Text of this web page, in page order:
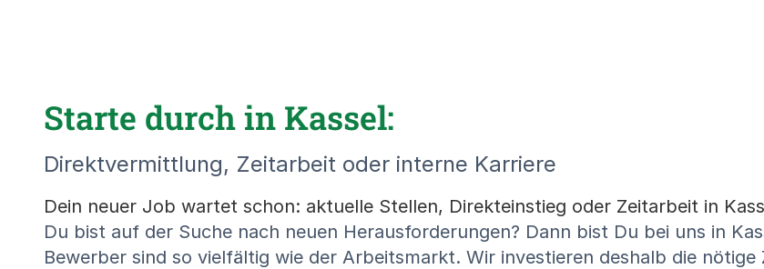
Starte durch in Kassel:
Direktvermittlung, Zeitarbeit oder interne Karriere
Dein neuer Job wartet schon: aktuelle Stellen, Direkteinstieg oder Zeitarbeit in
Du bist auf der Suche nach neuen Herausforderungen? Dann bist Du bei uns in
Bewerber sind so vielfältig wie der Arbeitsmarkt. Wir investieren deshalb die